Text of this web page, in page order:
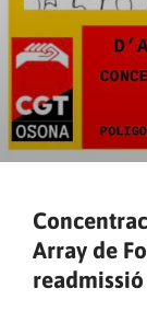
Array de